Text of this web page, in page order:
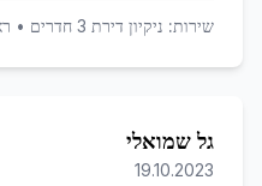
שירות: ניקיון דירת 3 חדרים •
גל שמואלי
19.10.2023